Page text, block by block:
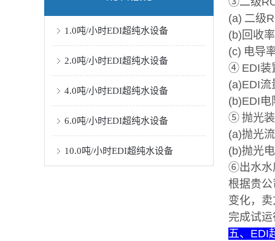
1.0吨/小时EDI超纯水设备
2.0吨/小时EDI超纯水设备
4.0吨/小时EDI超纯水设备
6.0吨/小时EDI超纯水设备
10.0吨/小时EDI超纯水设备
(a) 二级
(b)回收
(c) 电导
④ EDI装
(a)EDI流
(b)EDI电
⑤ 抛光
(a)抛光
(b)抛光
⑥出水水
根据贵
变化，
完成试
五、EDI